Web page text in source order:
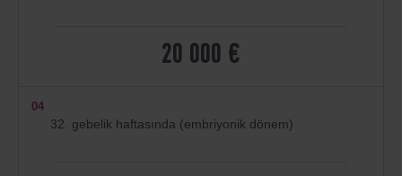
20 000 €
04
32. gebelik haftasında (embriyonik dönem)